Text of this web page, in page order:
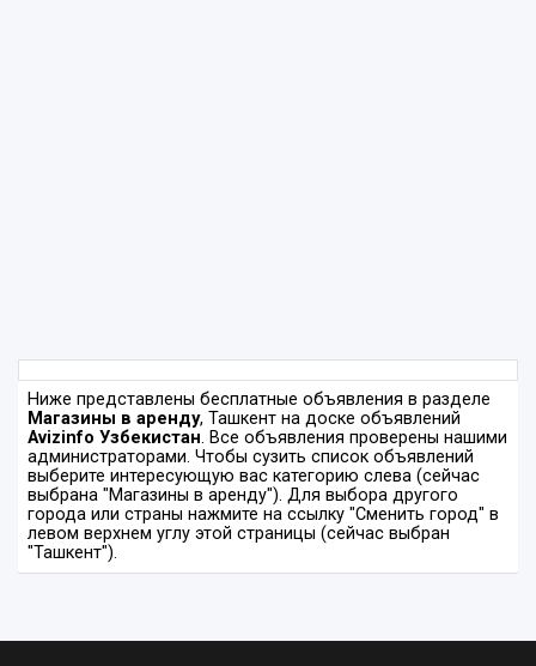
Ниже представлены бесплатные объявления в разделе
Магазины в аренду, Ташкент на доске объявлений
Avizinfo Узбекистан. Все объявления проверены нашими
администраторами. Чтобы сузить список объявлений
выберите интересующую вас категорию слева (сейчас
выбрана "Магазины в аренду"). Для выбора другого
города или страны нажмите на ссылку "Сменить город" в
левом верхнем углу этой страницы (сейчас выбран
"Ташкент").